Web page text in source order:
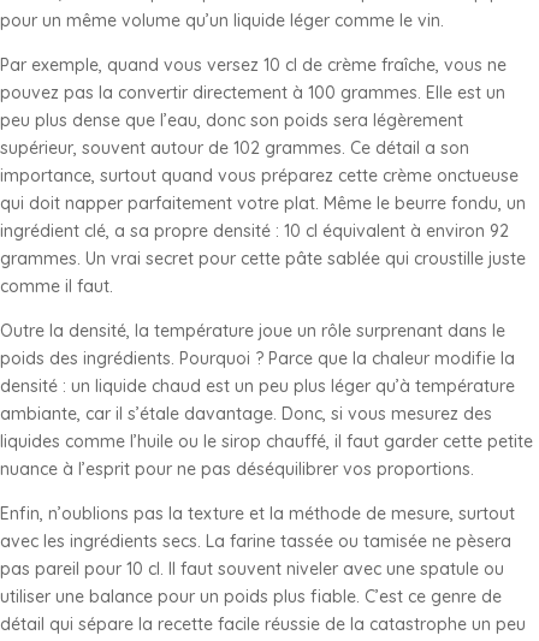
pour un même volume qu’un liquide léger comme le vin.
Par exemple, quand vous versez 10 cl de crème fraîche, vous ne
pouvez pas la convertir directement à 100 grammes. Elle est un
peu plus dense que l’eau, donc son poids sera légèrement
supérieur, souvent autour de 102 grammes. Ce détail a son
importance, surtout quand vous préparez cette crème onctueuse
qui doit napper parfaitement votre plat. Même le beurre fondu, un
ingrédient clé, a sa propre densité : 10 cl équivalent à environ 92
grammes. Un vrai secret pour cette pâte sablée qui croustille juste
comme il faut.
Outre la densité, la température joue un rôle surprenant dans le
poids des ingrédients. Pourquoi ? Parce que la chaleur modifie la
densité : un liquide chaud est un peu plus léger qu’à température
ambiante, car il s’étale davantage. Donc, si vous mesurez des
liquides comme l’huile ou le sirop chauffé, il faut garder cette petite
nuance à l’esprit pour ne pas déséquilibrer vos proportions.
Enfin, n’oublions pas la texture et la méthode de mesure, surtout
avec les ingrédients secs. La farine tassée ou tamisée ne pèsera
pas pareil pour 10 cl. Il faut souvent niveler avec une spatule ou
utiliser une balance pour un poids plus fiable. C’est ce genre de
détail qui sépare la recette facile réussie de la catastrophe un peu